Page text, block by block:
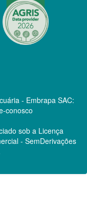
- Embrapa SAC:
conosco
sob a Licença
- SemDerivações